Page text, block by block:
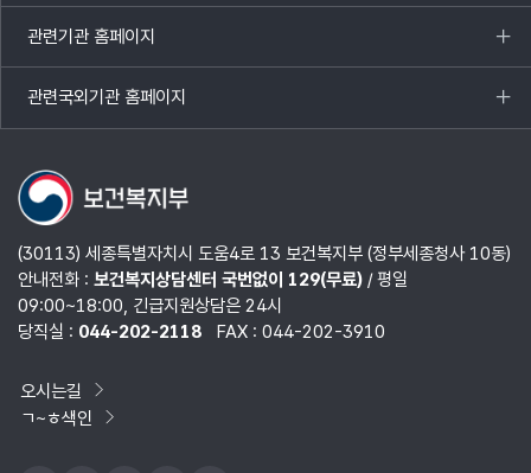
열기
관련기관 홈페이지
목록
열기
관련국외기관 홈페이지
목록
열기
(30113) 세종특별자치시 도움4로 13 보건복지부 (정부세종청사 10동)
안내전화 : 보건복지상담센터 국번없이 129(무료)/ 평일
09:00~18:00, 긴급지원상담은 24시
당직실 : 044-202-2118 FAX : 044-202-3910
오시는길
ㄱ~ㅎ색인